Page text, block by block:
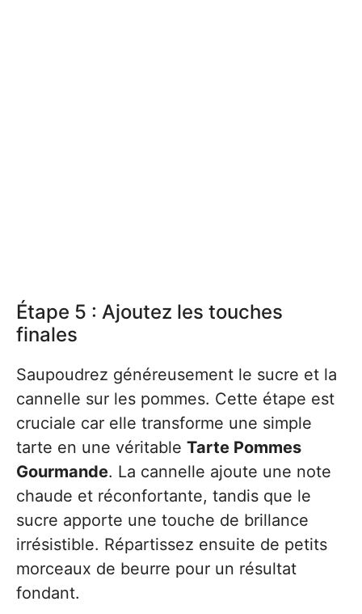
Étape 5 : Ajoutez les touches
finales
Saupoudrez généreusement le sucre et la
cannelle sur les pommes. Cette étape est
cruciale car elle transforme une simple
tarte en une véritable Tarte Pommes
Gourmande. La cannelle ajoute une note
chaude et réconfortante, tandis que le
sucre apporte une touche de brillance
irrésistible. Répartissez ensuite de petits
morceaux de beurre pour un résultat
fondant.